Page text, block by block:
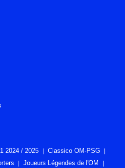
2024 / 2025
Classico OM-PSG
Joueurs Légendes de l'OM